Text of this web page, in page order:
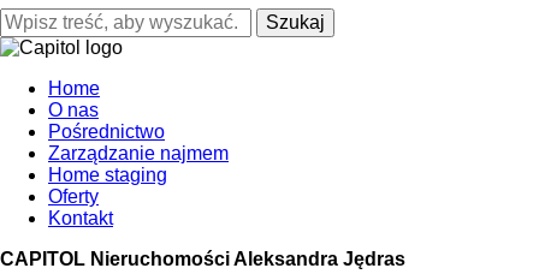
Szukaj
Home
O nas
Pośrednictwo
Zarządzanie najmem
Home staging
Oferty
Kontakt
CAPITOL Nieruchomości Aleksandra Jędras